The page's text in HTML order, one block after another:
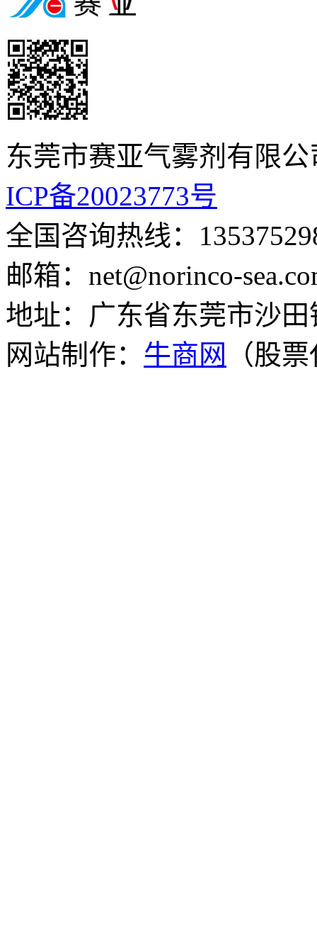
东莞市赛亚气雾剂有
ICP备20023773号
全国咨询热线：
邮箱：net@norinco-
地址：广东省东莞市沙
网站制作： 牛商网 （股